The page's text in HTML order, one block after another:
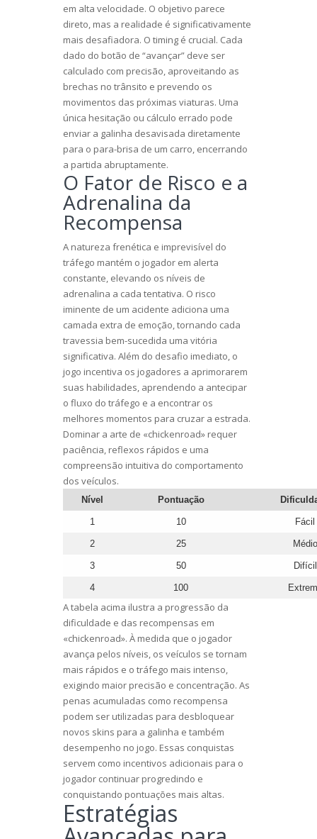
em alta velocidade. O objetivo parece
direto, mas a realidade é significativamente
mais desafiadora. O timing é crucial. Cada
dado do botão de “avançar” deve ser
calculado com precisão, aproveitando as
brechas no trânsito e prevendo os
movimentos das próximas viaturas. Uma
única hesitação ou cálculo errado pode
enviar a galinha desavisada diretamente
para o para-brisa de um carro, encerrando
a partida abruptamente.
O Fator de Risco e a
Adrenalina da
Recompensa
A natureza frenética e imprevisível do
tráfego mantém o jogador em alerta
constante, elevando os níveis de
adrenalina a cada tentativa. O risco
iminente de um acidente adiciona uma
camada extra de emoção, tornando cada
travessia bem-sucedida uma vitória
significativa. Além do desafio imediato, o
jogo incentiva os jogadores a aprimorarem
suas habilidades, aprendendo a antecipar
o fluxo do tráfego e a encontrar os
melhores momentos para cruzar a estrada.
Dominar a arte de «chickenroad» requer
paciência, reflexos rápidos e uma
compreensão intuitiva do comportamento
dos veículos.
Nível Pontuação
1 10 Fácil
2 25 Médio
3 50 Difícil
4 100
A tabela acima ilustra a progressão da
dificuldade e das recompensas em
«chickenroad». À medida que o jogador
avança pelos níveis, os veículos se tornam
mais rápidos e o tráfego mais intenso,
exigindo maior precisão e concentração. As
penas acumuladas como recompensa
podem ser utilizadas para desbloquear
novos skins para a galinha e também
desempenho no jogo. Essas conquistas
servem como incentivos adicionais para o
jogador continuar progredindo e
conquistando pontuações mais altas.
Estratégias